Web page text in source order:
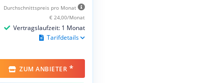
Durchschnittspreis pro Monat
€ 24,00/Monat
Vertragslaufzeit: 1 Monat
Tarifdetails
ZUM ANBIETER *